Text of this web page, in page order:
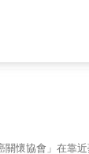
「生活若是就這樣舒服地重複每
&mdash;&mdash;五月天阿
可能要看更多更多。
的天分，所以，我
要是做得很辛
懷協會」在靠